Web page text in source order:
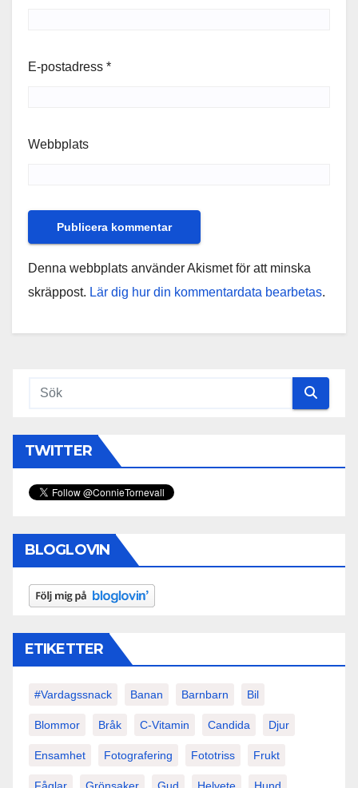
E-postadress *
Webbplats
Denna webbplats använder Akismet för att minska
skräppost. Lär dig hur din kommentardata bearbetas.
TWITTER
BLOGLOVIN
ETIKETTER
#vardagssnack Banan Barnbarn Bil
Blommor Bråk C-Vitamin Candida Djur
Ensamhet Fotografering Fototriss Frukt